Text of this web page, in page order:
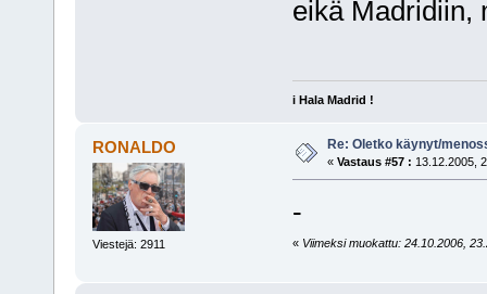
eikä Madridiin,
i Hala Madrid !
RONALDO
Viestejä: 2911
Re: Oletko käynyt/
« Vastaus #57 : 13.12.2005,
-
« Viimeksi muokattu: 24.10.2006,